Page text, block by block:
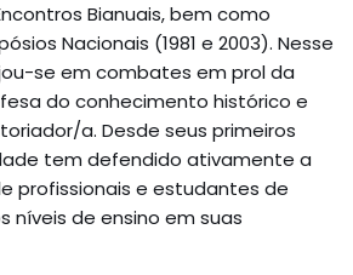
Bianuais, bem como
Nacionais (1981 e 2003). Nesse
se em combates em prol da
do conhecimento histórico e
a. Desde seus primeiros
tem defendido ativamente a
profissionais e estudantes de
níveis de ensino em suas